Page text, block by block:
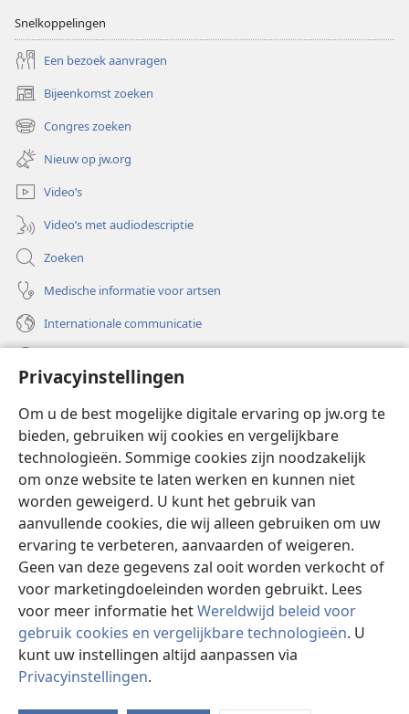
Privacyinstellingen
Om u de best mogelijke digitale ervaring op jw.org te
bieden, gebruiken wij cookies en vergelijkbare
technologieën. Sommige cookies zijn noodzakelijk
om onze website te laten werken en kunnen niet
worden geweigerd. U kunt het gebruik van
aanvullende cookies, die wij alleen gebruiken om uw
ervaring te verbeteren, aanvaarden of weigeren.
Geen van deze gegevens zal ooit worden verkocht of
voor marketingdoeleinden worden gebruikt. Lees
voor meer informatie hetWereldwijd beleid voor
gebruik cookies en vergelijkbare technologieën. U
kunt uw instellingen altijd aanpassen via
Privacyinstellingen.
Snelkoppelingen
Een bezoek aanvragen
Bijeenkomst zoeken
(opent
nieuw
venster)
Congres zoeken
(opent
nieuw
venster)
Nieuw op jw.org
Video’s
Video’s met audiodescriptie
Zoeken
Medische informatie voor artsen
Internationale communicatie
(opent
nieuw
venster)Watchtower ONLINE LIBRARY™
(opent
nieuw
venster)JW Hub ®
(opent
nieuw
venster)
®
Watchtower Library
Copyright © 2026 Watch Tower Bible and Tract Society of Pennsylvania.
GEBRUIKSVOORWAARDEN